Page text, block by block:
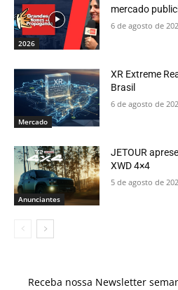
2026
mercado
6 de agosto de
Mercado
XR Extreme
Brasil
6 de agosto de
Anunciantes
JETOUR
XWD 4×4
5 de agosto de
Receba nossa Newsletter